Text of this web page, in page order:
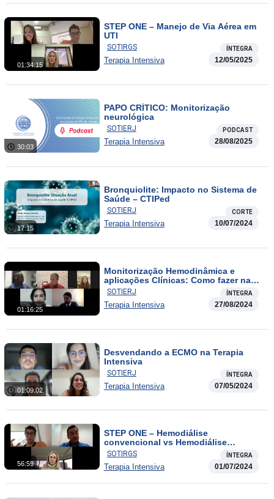
01:34:15
STEP ONE – Manejo de Via Aérea em
UTI
SOTIRGS ÍNTEGRA
Terapia Intensiva 12/05/2025
30:03
PAPO CRÍTICO: Monitorização
neurológica
SOTIERJ PODCAST
Terapia Intensiva 28/08/2025
17:15
Bronquiolite: Impacto no Sistema de
Saúde – CTIPed
SOTIERJ CORTE
Terapia Intensiva 10/07/2024
01:16:25
Monitorização Hemodinâmica e
aplicações Clínicas: Como fazer na
beira do leito?
SOTIERJ ÍNTEGRA
Terapia Intensiva 27/08/2024
01:09:02
Desvendando a ECMO na Terapia
Intensiva
SOTIERJ ÍNTEGRA
Terapia Intensiva 07/05/2024
56:59
STEP ONE – Hemodiálise
convencional vs Hemodiálise
contínua
SOTIRGS ÍNTEGRA
Terapia Intensiva 01/07/2024